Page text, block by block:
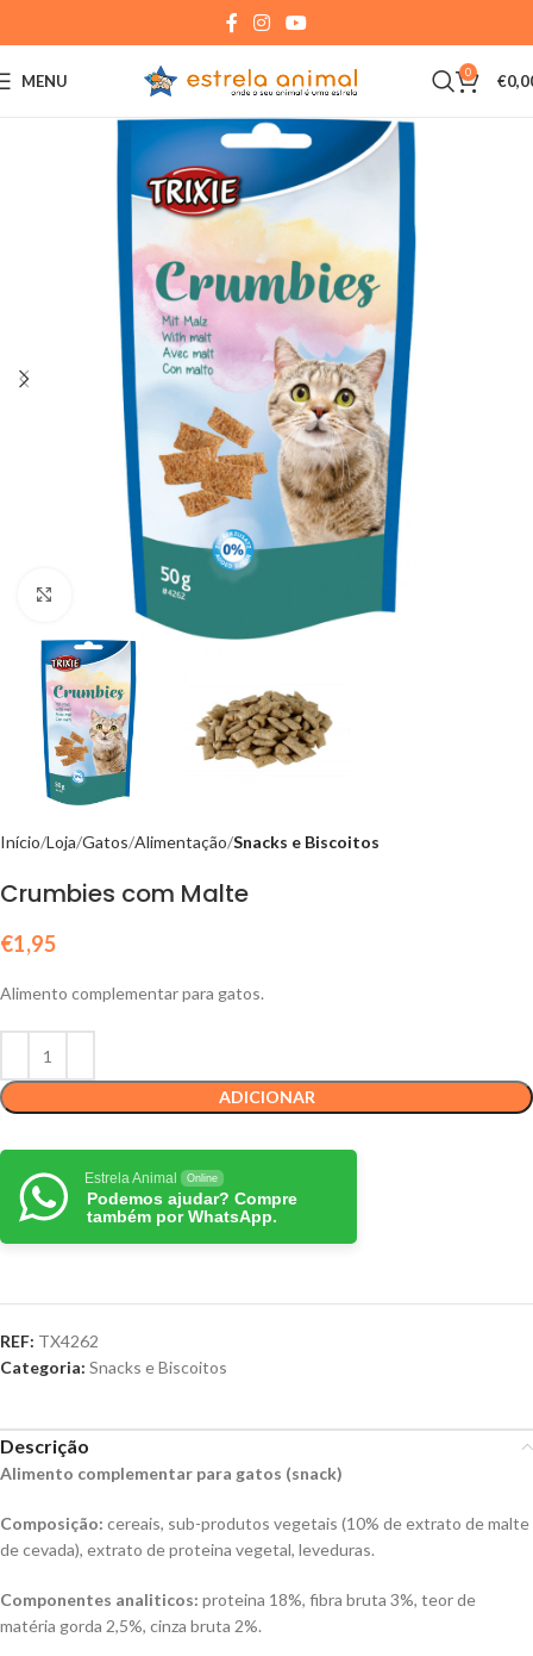
MENU 0 €
Click to enlarge
Início Loja Gatos Alimentação Snacks e Biscoitos
Crumbies com Malte
€1,95
Alimento complementar para gatos.
ADICIONAR
Estrela Animal Online
Podemos ajudar? Compre
também por WhatsApp.
REF: TX4262
Categoria: Snacks e Biscoitos
Descrição
Alimento complementar para gatos (snack)
Composição: cereais, sub-produtos vegetais (10% de extrato de malte
de cevada), extrato de proteina vegetal, leveduras.
Componentes analiticos: proteina 18%, fibra bruta 3%, teor de
matéria gorda 2,5%, cinza bruta 2%.